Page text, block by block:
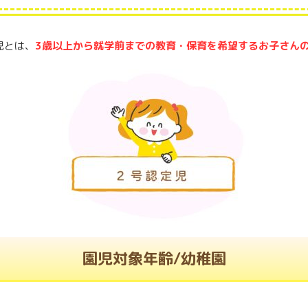
は、 3歳以上から就学前までの教育・保育を希望するお子さんの
園児対象年齢/幼稚園